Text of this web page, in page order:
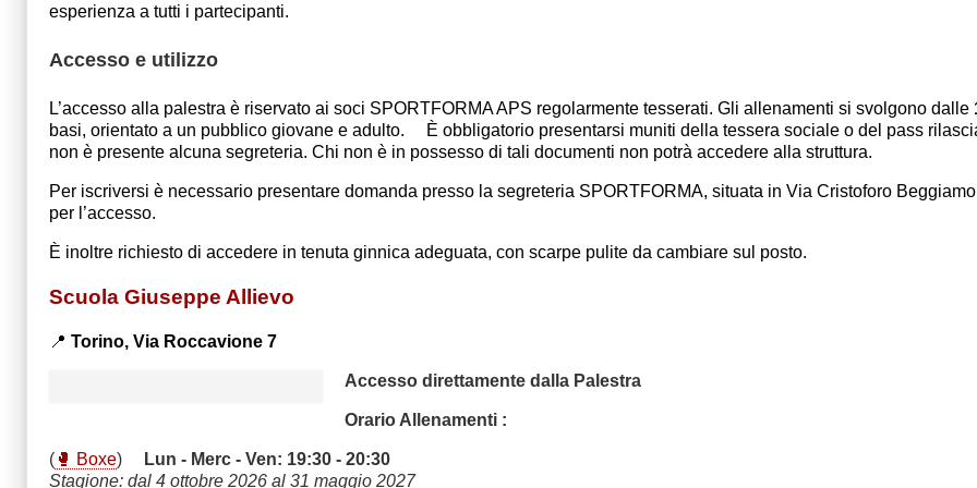
esperienza a tutti i partecipanti.
Accesso e utilizzo
L’accesso alla palestra è riservato ai soci SPORTFORMA APS regolarmente tesserati. Gli allenamenti si svolgono dalle
basi, orientato a un pubblico giovane e adulto. È obbligatorio presentarsi muniti della tessera sociale o del pass
non è presente alcuna segreteria. Chi non è in possesso di tali documenti non potrà accedere alla struttura.
Per iscriversi è necessario presentare domanda presso la segreteria SPORTFORMA, situata in Via Cristoforo
per l’accesso.
È inoltre richiesto di accedere in tenuta ginnica adeguata, con scarpe pulite da cambiare sul posto.
Scuola Giuseppe Allievo
📍 Torino, Via Roccavione 7
Accesso direttamente dalla Palestra
Orario Allenamenti :
( 🥊 Boxe)
Lun - Merc - Ven: 19:30 - 20:30
Stagione: dal 4 ottobre 2026 al 31 maggio 2027